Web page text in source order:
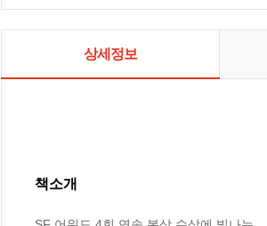
상세정보
책소개